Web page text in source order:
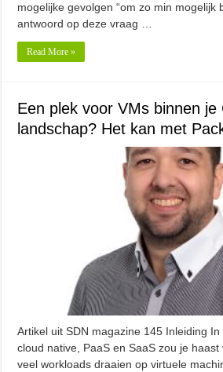
mogelijke gevolgen “om zo min mogelijk
antwoord op deze vraag …
Read More »
Een plek voor VMs binnen je
landschap? Het kan met
Artikel uit SDN magazine 145 Inleiding
cloud native, PaaS en SaaS zou je
veel workloads draaien op virtuele